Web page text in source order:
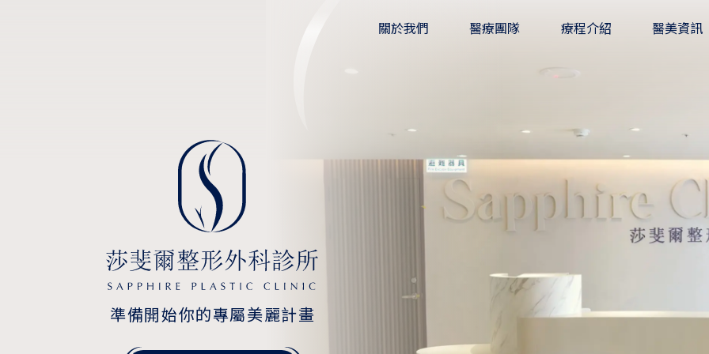
關於我們 醫療團隊 療程介紹 醫美資訊
準備開始你的專屬美麗計畫